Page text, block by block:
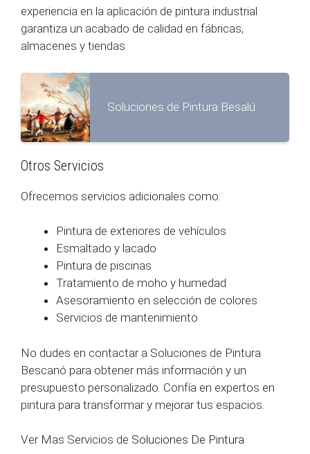
experiencia en la aplicación de pintura industrial
garantiza un acabado de calidad en fábricas,
almacenes y tiendas.
Soluciones de Pintura Besalú
Otros Servicios
Ofrecemos servicios adicionales como:
Pintura de exteriores de vehículos
Esmaltado y lacado
Pintura de piscinas
Tratamiento de moho y humedad
Asesoramiento en selección de colores
Servicios de mantenimiento
No dudes en contactar a Soluciones de Pintura
Bescanó para obtener más información y un
presupuesto personalizado. Confía en expertos en
pintura para transformar y mejorar tus espacios.
Ver Mas Servicios de Soluciones De Pintura